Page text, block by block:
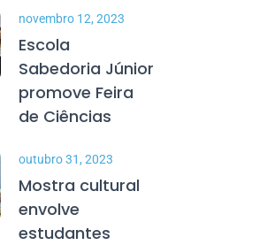
novembro 12, 2023
Escola
Sabedoria Júnior
promove Feira
de Ciências
outubro 31, 2023
Mostra cultural
envolve
estudantes